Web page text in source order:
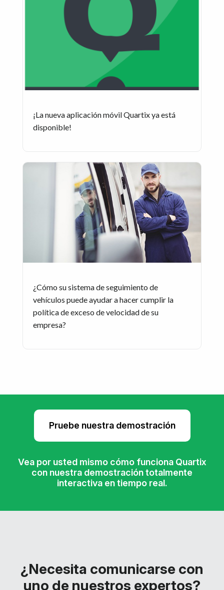
¡La nueva aplicación móvil Quartix ya está
disponible!
¿Cómo su sistema de seguimiento de
vehículos puede ayudar a hacer cumplir la
política de exceso de velocidad de su
empresa?
Pruebe nuestra demostración
Vea por usted mismo cómo funciona Quartix
con nuestra demostración totalmente
interactiva en tiempo real.
¿Necesita comunicarse con
uno de nuestros expertos?